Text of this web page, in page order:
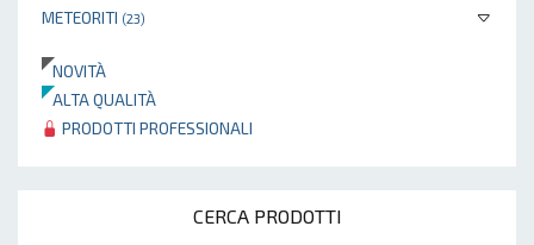
METEORITI (23)
NOVITÀ
ALTA QUALITÀ
PRODOTTI PROFESSIONALI
CERCA PRODOTTI